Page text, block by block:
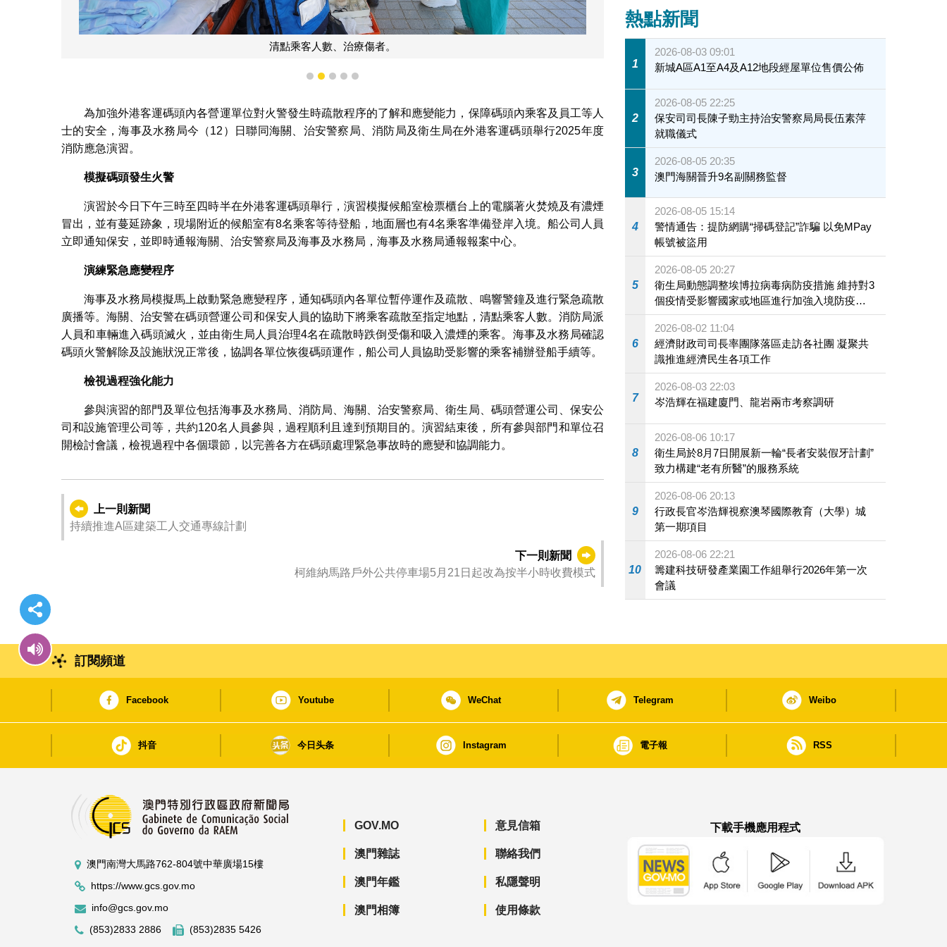
清點乘客人數、治療傷者。
1 2 3 4 5
為加強外港客運碼頭內各營運單位對火警發生時疏散程序的了解和應變能力，保障碼頭內乘客及員工等人
士的安全，海事及水務局今（12）日聯同海關、治安警察局、消防局及衛生局在外港客運碼頭舉行2025年度
消防應急演習。
模擬碼頭發生火警
演習於今日下午三時至四時半在外港客運碼頭舉行，演習模擬候船室檢票櫃台上的電腦著火焚燒及有濃煙
冒出，並有蔓延跡象，現場附近的候船室有8名乘客等待登船，地面層也有4名乘客準備登岸入境。船公司人員
立即通知保安，並即時通報海關、治安警察局及海事及水務局，海事及水務局通報報案中心。
演練緊急應變程序
海事及水務局模擬馬上啟動緊急應變程序，通知碼頭內各單位暫停運作及疏散、鳴響警鐘及進行緊急疏散
廣播等。海關、治安警在碼頭營運公司和保安人員的協助下將乘客疏散至指定地點，清點乘客人數。消防局派
人員和車輛進入碼頭滅火，並由衛生局人員治理4名在疏散時跌倒受傷和吸入濃煙的乘客。海事及水務局確認
碼頭火警解除及設施狀況正常後，協調各單位恢復碼頭運作，船公司人員協助受影響的乘客補辦登船手續等。
檢視過程強化能力
參與演習的部門及單位包括海事及水務局、消防局、海關、治安警察局、衛生局、碼頭營運公司、保安公
司和設施管理公司等，共約120名人員參與，過程順利且達到預期目的。演習結束後，所有參與部門和單位召
開檢討會議，檢視過程中各個環節，以完善各方在碼頭處理緊急事故時的應變和協調能力。
上一則新聞
持續推進A區建築工人交通專線計劃
下一則新聞
柯維納馬路戶外公共停車場5月21日起改為按半小時收費模式
熱點新聞
1
2026-08-03 09:01
新城A區A1至A4及A12地段經屋單位售價公佈
2
2026-08-05 22:25
保安司司長陳子勁主持治安警察局局長伍素萍
就職儀式
3
2026-08-05 20:35
澳門海關晉升9名副關務監督
4
2026-08-05 15:14
警情通告：提防網購“掃碼登記”詐騙 以免MPay
帳號被盜用
5
2026-08-05 20:27
衛生局動態調整埃博拉病毒病防疫措施 維持對3
個疫情受影響國家或地區進行加強入境防疫措
施
6
2026-08-02 11:04
經濟財政司司長率團隊落區走訪各社團 凝聚共
識推進經濟民生各項工作
7
2026-08-03 22:03
岑浩輝在福建廈門、龍岩兩市考察調研
8
2026-08-06 10:17
衛生局於8月7日開展新一輪“長者安裝假牙計劃”
致力構建“老有所醫”的服務系統
9
2026-08-06 20:13
行政長官岑浩輝視察澳琴國際教育（大學）城
第一期項目
10
2026-08-06 22:21
籌建科技研發產業園工作組舉行2026年第一次
會議
訂閱頻道
Facebook Youtube WeChat Telegram Weibo
抖音 今日头条 Instagram 電子報 RSS
澳門南灣大馬路762-804號中華廣場15樓
https://www.gcs.gov.mo
info@gcs.gov.mo
(853)2833 2886
(853)2835 5426
GOV.MO
澳門雜誌
澳門年鑑
澳門相簿
意見信箱
聯絡我們
私隱聲明
使用條款
下載手機應用程式